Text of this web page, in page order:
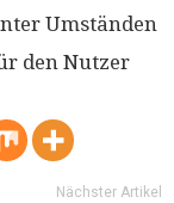
Umständen
den Nutzer
Nächster Artikel